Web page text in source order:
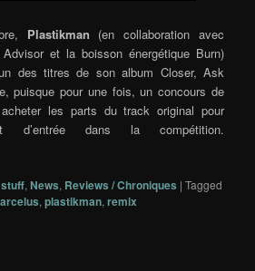
Plastikman (en collaboration avec
et la boisson énergétique Burn)
des titres de son album Closer, Ask
puisque pour une fois, un concours de
les parts du track original pour
d’entrée dans la compétition.
,News, Reviews / Chroniques |Tagged
,plastikman,remix